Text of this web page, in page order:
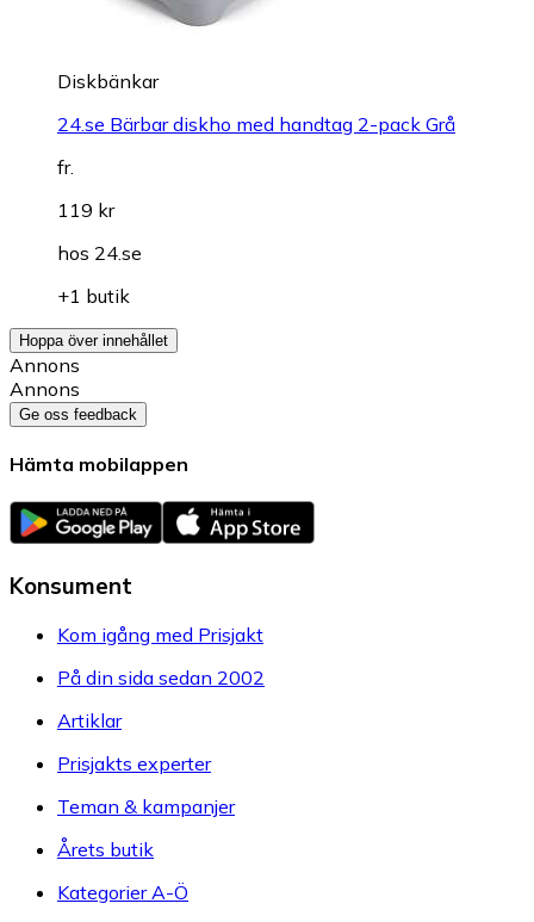
Diskbänkar
24.se Bärbar diskho med handtag 2-pack Grå
fr.
119 kr
hos 24.se
+1 butik
Hoppa över innehållet
Annons
Annons
Ge oss feedback
Hämta mobilappen
Konsument
Kom igång med Prisjakt
På din sida sedan 2002
Artiklar
Prisjakts experter
Teman & kampanjer
Årets butik
Kategorier A-Ö